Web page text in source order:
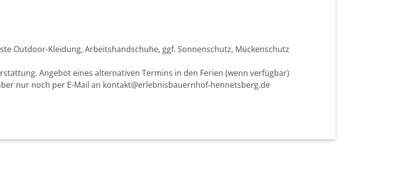
Outdoor-Kleidung, Arbeitshandschuhe, ggf. Sonnenschutz, Mückenschutz
Angebot eines alternativen Termins in den Ferien (wenn verfügbar)
nur noch per E-Mail an kontakt@erlebnisbauernhof-hennetsberg.de